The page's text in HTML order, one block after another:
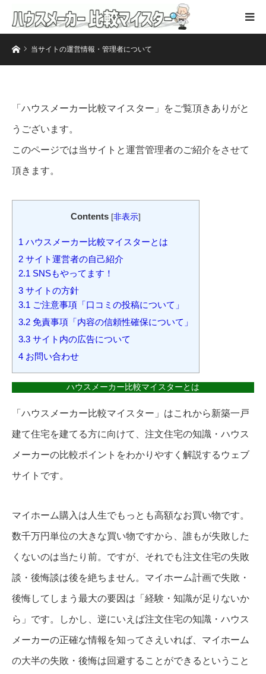
ホーム当サイトの運営情報・管理者について
「ハウスメーカー比較マイスター」をご覧頂きありがと
うございます。
このページでは当サイトと運営管理者のご紹介をさせて
頂きます。
Contents [非表示]
1 ハウスメーカー比較マイスターとは
2 サイト運営者の自己紹介
2.1 SNSもやってます！
3 サイトの方針
3.1 ご注意事項「口コミの投稿について」
3.2 免責事項「内容の信頼性確保について」
3.3 サイト内の広告について
4 お問い合わせ
ハウスメーカー比較マイスターとは
「ハウスメーカー比較マイスター」はこれから新築一戸
建て住宅を建てる方に向けて、注文住宅の知識・ハウス
メーカーの比較ポイントをわかりやすく解説するウェブ
サイトです。
マイホーム購入は人生でもっとも高額なお買い物です。
数千万円単位の大きな買い物ですから、誰もが失敗した
くないのは当たり前。ですが、それでも注文住宅の失敗
談・後悔談は後を絶ちません。マイホーム計画で失敗・
後悔してしまう最大の要因は「経験・知識が足りないか
ら」です。しかし、逆にいえば注文住宅の知識・ハウス
メーカーの正確な情報を知ってさえいれば、マイホーム
の大半の失敗・後悔は回避することができるということ